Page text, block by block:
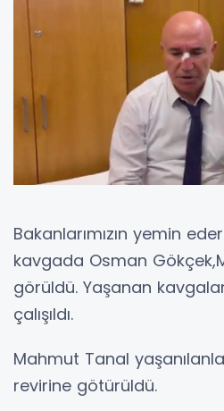
Bakanlarımızın yemin
kavgada Osman
görüldü. Yaşanan
çalışıldı.
Mahmut Tanal
revirine götürüldü.